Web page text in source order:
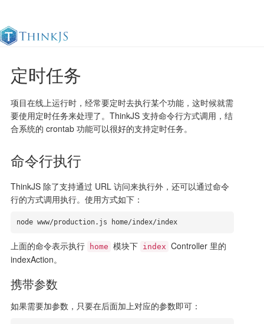
官方文档
定时任务
项目在线上运行时，经常要定时去执行某个功能，这时候就需
要使用定时任务来处理了。ThinkJS 支持命令行方式调用，结
合系统的 crontab 功能可以很好的支持定时任务。
命令行执行
ThinkJS 除了支持通过 URL 访问来执行外，还可以通过命令
行的方式调用执行。使用方式如下：
node www/production.js home/index/index
上面的命令表示执行 home 模块下 index Controller 里的
indexAction。
携带参数
如果需要加参数，只要在后面加上对应的参数即可：